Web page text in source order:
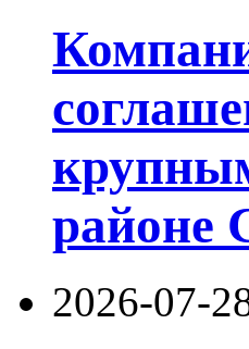
районе
2026-07-